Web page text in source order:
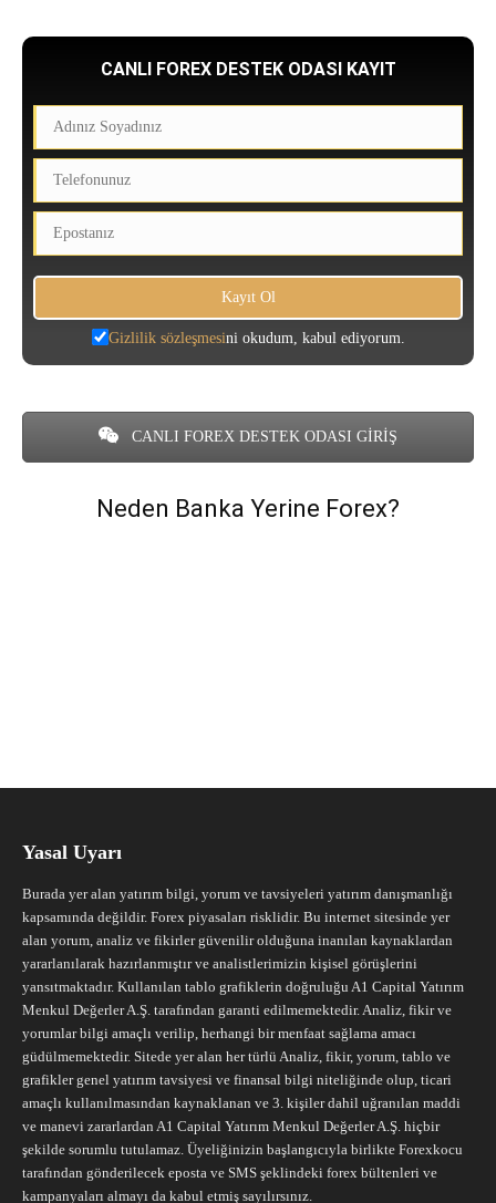
CANLI FOREX DESTEK ODASI KAYIT
Gizlilik sözleşmesini okudum, kabul ediyorum.
CANLI FOREX DESTEK ODASI GİRİŞ
Neden Banka Yerine Forex?
Yasal Uyarı
Burada yer alan yatırım bilgi, yorum ve tavsiyeleri yatırım danışmanlığı
kapsamında değildir. Forex piyasaları risklidir. Bu internet sitesinde yer
alan yorum, analiz ve fikirler güvenilir olduğuna inanılan kaynaklardan
yararlanılarak hazırlanmıştır ve analistlerimizin kişisel görüşlerini
yansıtmaktadır. Kullanılan tablo grafiklerin doğruluğu A1 Capital Yatırım
Menkul Değerler A.Ş. tarafından garanti edilmemektedir. Analiz, fikir ve
yorumlar bilgi amaçlı verilip, herhangi bir menfaat sağlama amacı
güdülmemektedir. Sitede yer alan her türlü Analiz, fikir, yorum, tablo ve
grafikler genel yatırım tavsiyesi ve finansal bilgi niteliğinde olup, ticari
amaçlı kullanılmasından kaynaklanan ve 3. kişiler dahil uğranılan maddi
ve manevi zararlardan A1 Capital Yatırım Menkul Değerler A.Ş. hiçbir
şekilde sorumlu tutulamaz. Üyeliğinizin başlangıcıyla birlikte Forexkocu
tarafından gönderilecek eposta ve SMS şeklindeki forex bültenleri ve
kampanyaları almayı da kabul etmiş sayılırsınız.